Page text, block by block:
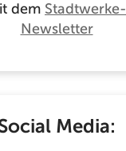
dem Stadtwerke-
Newsletter
Media: